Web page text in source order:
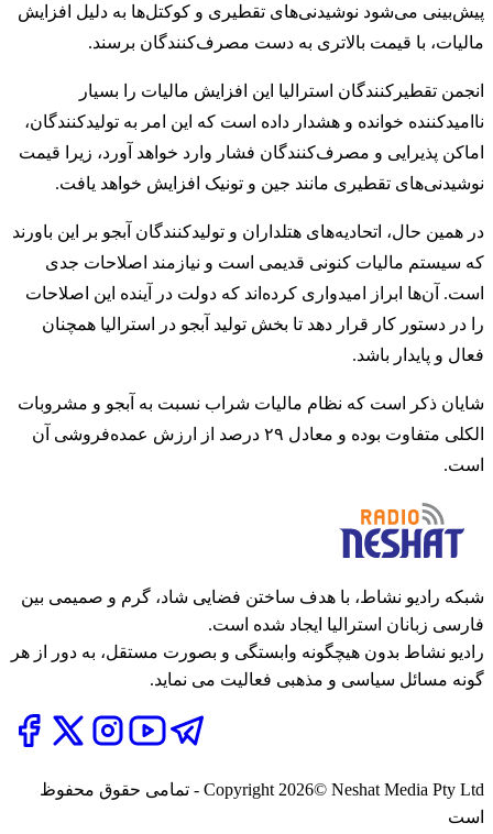
پیش‌بینی می‌شود نوشیدنی‌های تقطیری و کوکتل‌ها به دلیل افزایش
مالیات، با قیمت بالاتری به دست مصرف‌کنندگان برسند.
انجمن تقطیرکنندگان استرالیا این افزایش مالیات را بسیار
ناامیدکننده خوانده و هشدار داده است که این امر به تولیدکنندگان،
اماکن پذیرایی و مصرف‌کنندگان فشار وارد خواهد آورد، زیرا قیمت
نوشیدنی‌های تقطیری مانند جین و تونیک افزایش خواهد یافت.
در همین حال، اتحادیه‌های هتلداران و تولیدکنندگان آبجو بر این باورند
که سیستم مالیات کنونی قدیمی است و نیازمند اصلاحات جدی
است. آن‌ها ابراز امیدواری کرده‌اند که دولت در آینده این اصلاحات
را در دستور کار قرار دهد تا بخش تولید آبجو در استرالیا همچنان
فعال و پایدار باشد.
شایان ذکر است که نظام مالیات شراب نسبت به آبجو و مشروبات
الکلی متفاوت بوده و معادل ۲۹ درصد از ارزش عمده‌فروشی آن
است.
شبکه رادیو نشاط، با هدف ساختن فضایی شاد، گرم و صمیمی بین
فارسی زبانان استرالیا ایجاد شده است.
رادیو نشاط بدون هیچگونه وابستگی و بصورت مستقل، به دور از هر
گونه مسائل سیاسی و مذهبی فعالیت می نماید.
Copyright 2026
© Neshat Media Pty Ltd - تمامی حقوق محفوظ
است